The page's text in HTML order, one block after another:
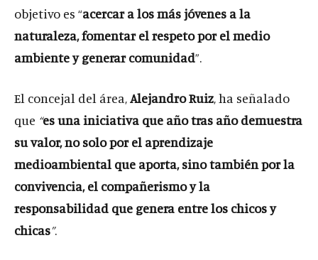
objetivo es “acercar a los más jóvenes a la
naturaleza, fomentar el respeto por el medio
ambiente y generar comunidad”.
El concejal del área,Alejandro Ruiz, ha señalado
que “es una iniciativa que año tras año demuestra
su valor, no solo por el aprendizaje
medioambiental que aporta, sino también por la
convivencia, el compañerismo y la
responsabilidad que genera entre los chicos y
chicas”.